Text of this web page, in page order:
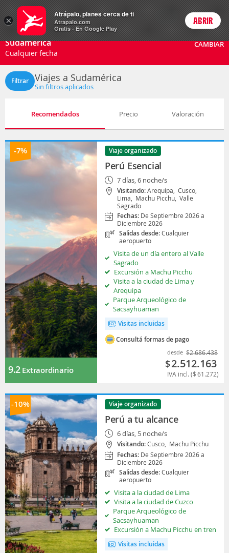
Paquetes Precios enPeso
ARSCambiar moneda
Login
Sudamérica
Cualquier fecha
CAMBIAR
Filtrar Viajes a Sudamérica
Sin filtros aplicados
Recomendados Precio Valoración
-7%
9.2Extraordinario
Viaje organizado
Perú Esencial
7 días, 6 noche/s
Visitando:Arequipa, Cusco,
Lima, Machu Picchu, Valle
Sagrado
Fechas: De Septiembre 2026 a
Diciembre 2026
Salidas desde:Cualquier
aeropuerto
Visita de un día entero al Valle
Sagrado
Excursión a Machu Picchu
Visita a la ciudad de Lima y
Arequipa
Parque Arqueológico de
Sacsayhuaman
Visitas incluidas
Consultá formas de pago
desde $2.686.438
$2.512.163
IVA incl. ($61.272)
-10% Viaje organizado
Perú a tu alcance
6 días, 5 noche/s
Visitando:Cusco, Machu Picchu
Fechas: De Septiembre 2026 a
Diciembre 2026
Salidas desde:Cualquier
aeropuerto
Visita a la ciudad de Lima
Visita a la ciudad de Cuzco
Parque Arqueológico de
Sacsayhuaman
Excursión a Machu Picchu en tren
Visitas incluidas
×
Atrápalo, planes cerca de ti
Atrapalo.com
Gratis - En Google Play
ABRIR